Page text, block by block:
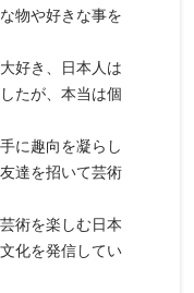
物や好きな事を
好き、日本人は
たが、本当は個
に趣向を凝らし
達を招いて芸術
術を楽しむ日本
化を発信してい